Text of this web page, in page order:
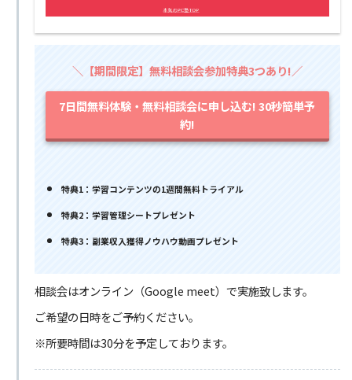
＼【期間限定】無料相談会参加特典3つあり!／
7日間無料体験・無料相談会に申し込む! 30秒簡単予
約!
特典1：学習コンテンツの1週間無料トライアル
特典2：学習管理シートプレゼント
特典3：副業収入獲得ノウハウ動画プレゼント
相談会はオンライン（Google meet）で実施致します。
ご希望の日時をご予約ください。
※所要時間は30分を予定しております。